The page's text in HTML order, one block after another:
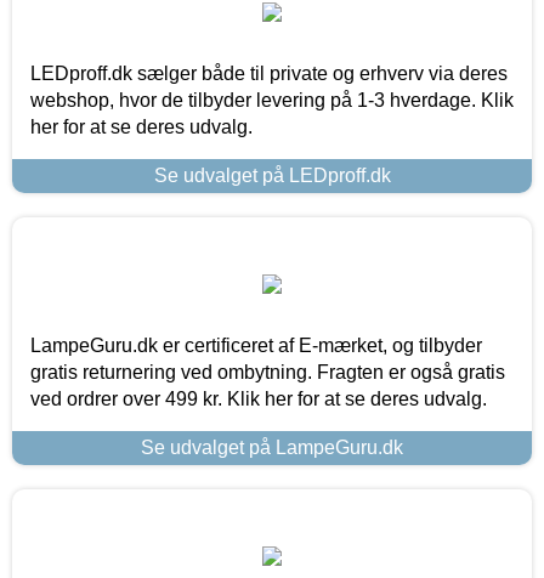
LEDproff.dk sælger både til private og erhverv via deres
webshop, hvor de tilbyder levering på 1-3 hverdage. Klik
her for at se deres udvalg.
Se udvalget på LEDproff.dk
LampeGuru.dk er certificeret af E-mærket, og tilbyder
gratis returnering ved ombytning. Fragten er også gratis
ved ordrer over 499 kr. Klik her for at se deres udvalg.
Se udvalget på LampeGuru.dk